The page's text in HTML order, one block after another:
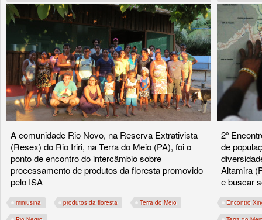
A comunidade Rio Novo, na Reserva Extrativista
(Resex) do Rio Iriri, na Terra do Meio (PA), foi o
ponto de encontro do intercâmbio sobre
processamento de produtos da floresta promovido
pelo ISA
miniusina produtos da floresta Terra do Meio
2º
de
Altamira
e buscar
Encontro